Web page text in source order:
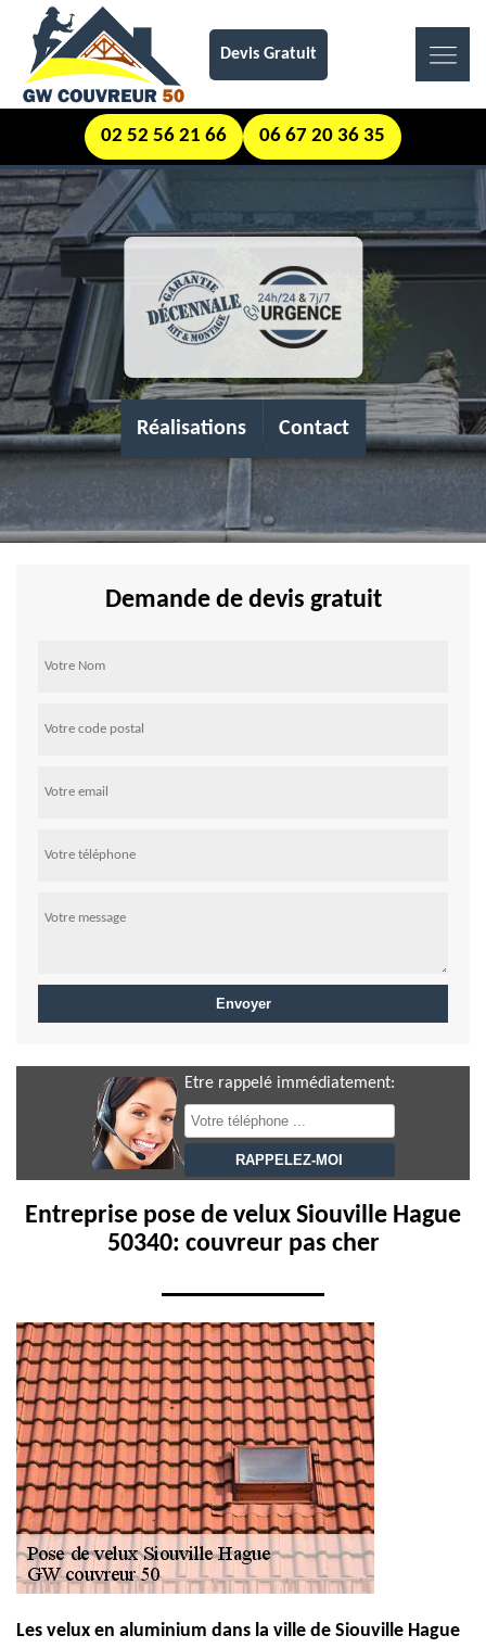
Devis Gratuit
02 52 56 21 66 06 67 20 36 35
Réalisations Contact
Demande de devis gratuit
Etre rappelé immédiatement:
Entreprise pose de velux Siouville Hague
50340: couvreur pas cher
Les velux en aluminium dans la ville de Siouville Hague